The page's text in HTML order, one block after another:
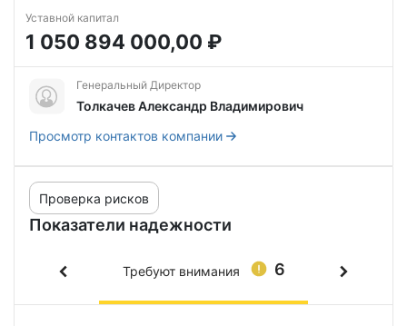
Уставной капитал
1 050 894 000,00 ₽
Генеральный Директор
Толкачев Александр Владимирович
Просмотр контактов компании
Показатели надежности
Проверка рисков
6
Требуют внимания